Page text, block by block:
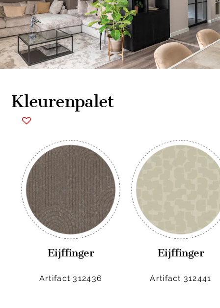
Kleurenpalet
Eijffinger
Artifact 312436
Eijffinger
Artifact 312441